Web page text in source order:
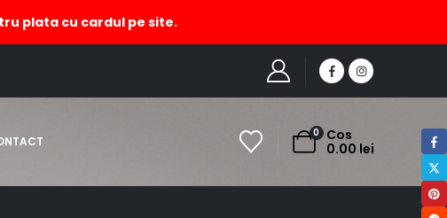
plata cu cardul pe site.
0
Cos
0.00 lei
DECORATIUNE CU CASUTE ROSII